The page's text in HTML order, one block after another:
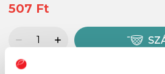
507 Ft